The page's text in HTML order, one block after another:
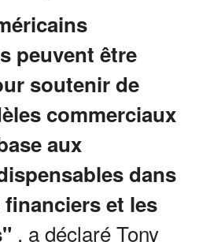
peuvent être
soutenir de
commerciaux
aux
dans
et les
, a déclaré Tony